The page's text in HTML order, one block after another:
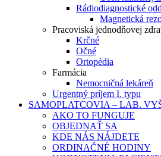
Rádiodiagnostické
Magnetická
Pracoviská jednodňovej
Krčné
Očné
Ortopédia
Farmácia
Nemocničná lekáreň
Urgentný príjem I. typu
SAMOPLATCOVIA – LAB.
AKO TO FUNGUJE
OBJEDNAŤ SA
KDE NÁS NÁJDETE
ORDINAČNÉ HODINY